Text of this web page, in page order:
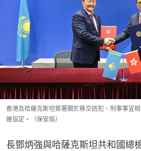
香港及哈薩克斯坦簽署關於移交逃犯、刑事事宜
邊協定。（保安局）
長鄧炳強與哈薩克斯坦共和國總